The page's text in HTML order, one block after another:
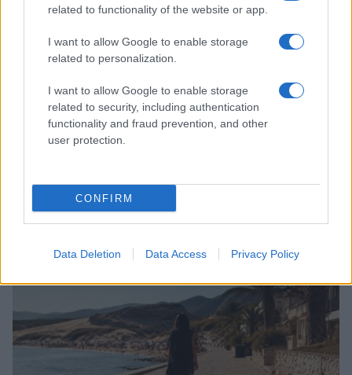
related to functionality of the website or app.
I want to allow Google to enable storage
related to personalization.
I want to allow Google to enable storage
related to security, including authentication
functionality and fraud prevention, and other
user protection.
CONFIRM
Data Deletion Data Access Privacy Policy
Scopri Rocca San Giovanni, il borgo abruzzese tra